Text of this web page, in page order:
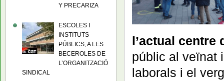
l’actual centre
públic al veïnat
laborals i el
Y PRECARIZA
ESCOLES I
INSTITUTS
PÚBLICS, A LES
BECEROLES DE
L’ORGANITZACIÓ
SINDICAL